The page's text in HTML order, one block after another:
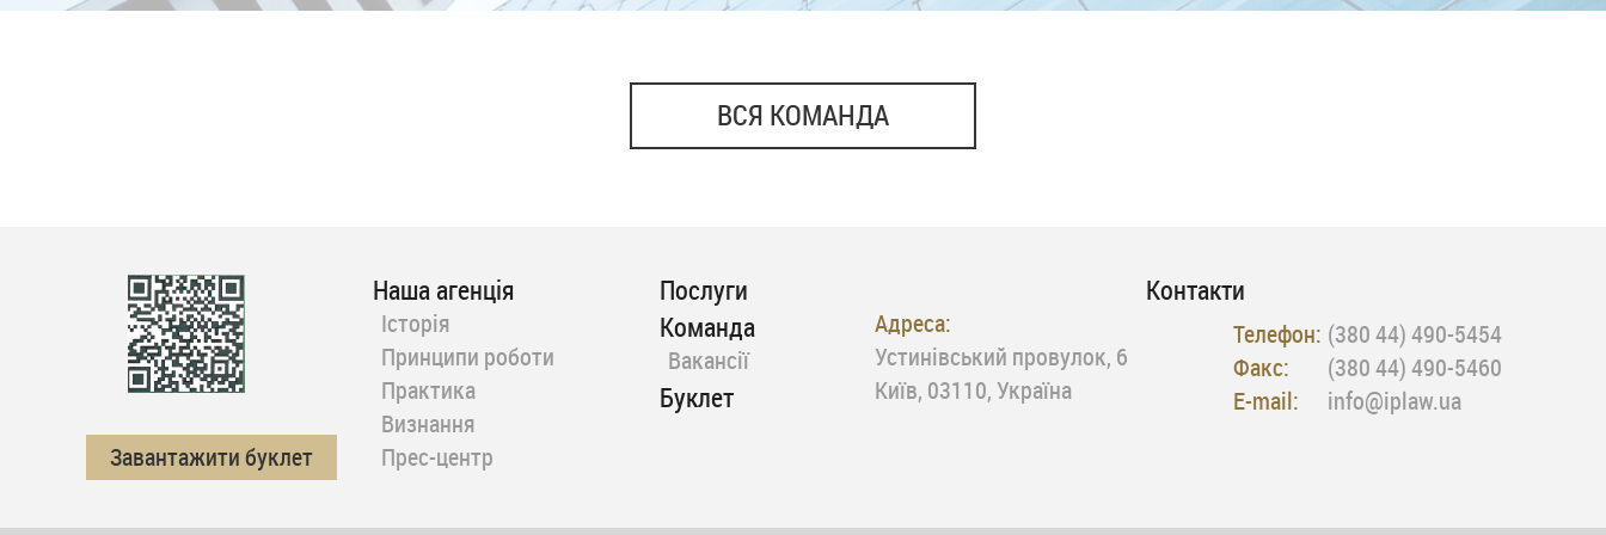
ВСЯ КОМАНДА
Завантажити буклет
Наша агенція
Історія
Принципи роботи
Практика
Визнання
Прес-центр
Послуги
Команда
Вакансії
Буклет
Контакти
Адреса:
Устинівський провулок, 6
Київ, 03110, Україна
Телефон: (380 44) 490-5454
Факс:
(380 44) 490-5460
E-mail:
info@iplaw.ua